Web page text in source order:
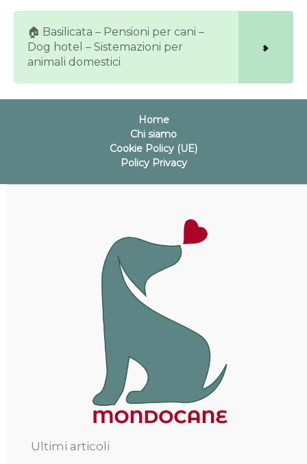
🏠 Basilicata – Pensioni per cani –
Dog hotel – Sistemazioni per
animali domestici
Home
Chi siamo
Cookie Policy (UE)
Policy Privacy
Ultimi articoli